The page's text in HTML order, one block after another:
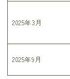
2025年3月
2025年9月